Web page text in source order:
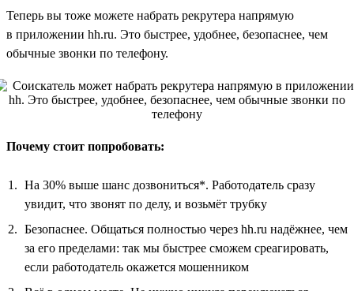
Теперь вы тоже можете набрать рекрутера напрямую
в приложении hh.ru. Это быстрее, удобнее, безопаснее, чем
обычные звонки по телефону.
Почему стоит попробовать:
На 30% выше шанс дозвониться*. Работодатель сразу
увидит, что звонят по делу, и возьмёт трубку
Безопаснее. Общаться полностью через hh.ru надёжнее, чем
за его пределами: так мы быстрее сможем среагировать,
если работодатель окажется мошенником